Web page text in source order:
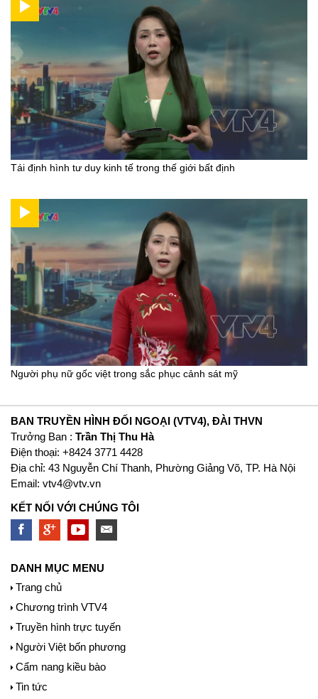
Tái định hình tư duy kinh tế trong thế giới bất định
Người phụ nữ gốc việt trong sắc phục cảnh sát mỹ
BAN TRUYỀN HÌNH ĐỐI NGOẠI (VTV4), ĐÀI THVN
Trưởng Ban : Trần Thị Thu Hà
Ðiện thoại: +8424 3771 4428
Địa chỉ: 43 Nguyễn Chí Thanh, Phường Giảng Võ, TP. Hà Nội
Email: vtv4@vtv.vn
KẾT NỐI VỚI CHÚNG TÔI
DANH MỤC MENU
Trang chủ
Chương trình VTV4
Truyền hình trực tuyến
Người Việt bốn phương
Cẩm nang kiều bào
Tin tức